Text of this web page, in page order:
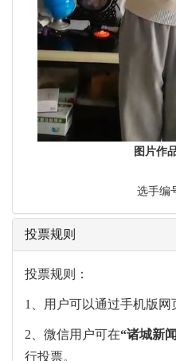
图片作
选手编
投票规则
投票规则：
1、用户可以通过手机版网
2、微信用户可在“诸城新闻
行投票。